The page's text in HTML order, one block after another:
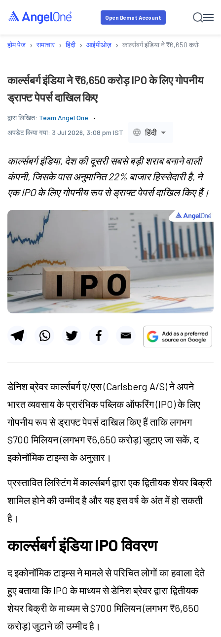
Open Demat Account
होम पेज › समाचार › हिंदी › आईपीओज़ › कार्ल्सबर्ग इंडिया ने ₹6,650 करोड़ IPO
कार्ल्सबर्ग इंडिया ने ₹6,650 करोड़ IPO के लिए गोपनीय
ड्राफ्ट पेपर्स दाखिल किए
द्वारा लिखित: Team Angel One
अपडेट किया गया: 3 Jul 2026, 3:08 pm IST हिंदी
कार्ल्सबर्ग इंडिया, देश की दूसरी सबसे बड़ी शराब बनाने वाली
कंपनी, जिसके पास अनुमानित 22% बाजार हिस्सेदारी है, ने
एक IPO के लिए गोपनीय रूप से ड्राफ्ट पेपर्स दाखिल किए हैं।
डेनिश ब्रेवर कार्ल्सबर्ग ए/एस (Carlsberg A/S) ने अपने
भारत व्यवसाय के प्रारंभिक पब्लिक ऑफरिंग (IPO) के लिए
गोपनीय रूप से ड्राफ्ट पेपर्स दाखिल किए हैं ताकि लगभग
$700 मिलियन (लगभग ₹6,650 करोड़) जुटाए जा सकें, द
इकोनॉमिक टाइम्स के अनुसार।
प्रस्तावित लिस्टिंग में कार्ल्सबर्ग द्वारा एक द्वितीयक शेयर बिक्री
शामिल होने की उम्मीद है और यह इस वर्ष के अंत में हो सकती
है।
कार्ल्सबर्ग इंडिया IPO विवरण
द इकोनॉमिक टाइम्स ने मामले से परिचित लोगों का हवाला देते
हुए बताया कि IPO के माध्यम से डेनिश ब्रेवर द्वारा द्वितीयक
शेयर बिक्री के माध्यम से $700 मिलियन (लगभग ₹6,650
करोड़) जुटाने की उम्मीद है।